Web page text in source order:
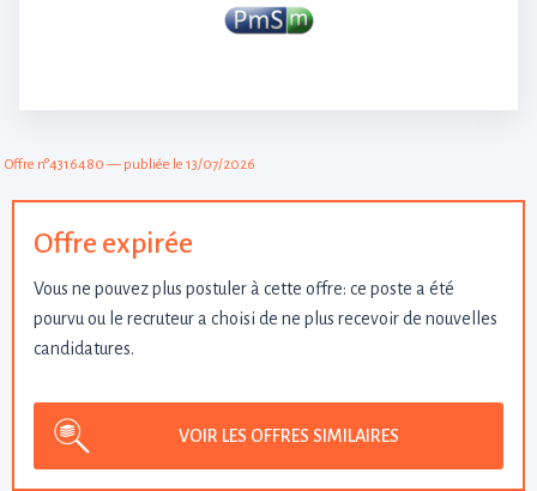
Offre n°4316480 — publiée le 13/07/2026
Offre expirée
Vous ne pouvez plus postuler à cette offre: ce poste a été
pourvu ou le recruteur a choisi de ne plus recevoir de nouvelles
candidatures.
VOIR LES OFFRES SIMILAIRES